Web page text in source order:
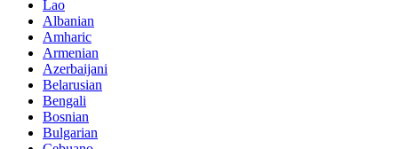
Lao
Albanian
Amharic
Armenian
Azerbaijani
Belarusian
Bengali
Bosnian
Bulgarian